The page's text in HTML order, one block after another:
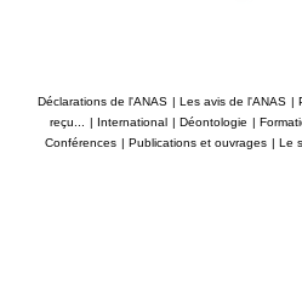
Déclarations de l'ANAS Les avis de l'ANAS
reçu...
International Déontologie
Conférences
Publications et ouvrages Le